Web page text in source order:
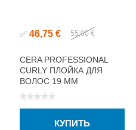
✅ 46,75 € 55,00 €
CERA PROFESSIONAL
CURLY ПЛОЙКА ДЛЯ
ВОЛОС 19 ММ